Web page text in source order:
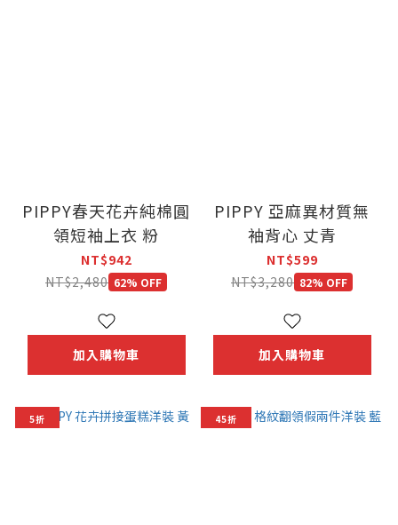
PIPPY春天花卉純棉圓
領短袖上衣 粉
NT$942
NT$2,480 62% OFF
加入購物車
PIPPY 亞麻異材質無
袖背心 丈青
NT$599
NT$3,280 82% OFF
加入購物車
5折 45折